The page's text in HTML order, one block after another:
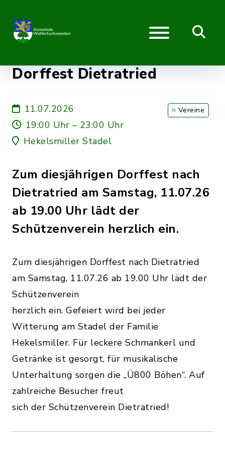
Dorffest Dietratried
11.07.2026
19:00 Uhr – 23:00 Uhr
Hekelsmiller Stadel
Vereine
Zum diesjährigen Dorffest nach
Dietratried am Samstag, 11.07.26
ab 19.00 Uhr lädt der
Schützenverein herzlich ein.
Zum diesjährigen Dorffest nach Dietratried
am Samstag, 11.07.26 ab 19.00 Uhr lädt der
Schützenverein
herzlich ein. Gefeiert wird bei jeder
Witterung am Stadel der Familie
Hekelsmiller. Für leckere Schmankerl und
Getränke ist gesorgt, für musikalische
Unterhaltung sorgen die „Ü800 Böhen“. Auf
zahlreiche Besucher freut
sich der Schützenverein Dietratried!